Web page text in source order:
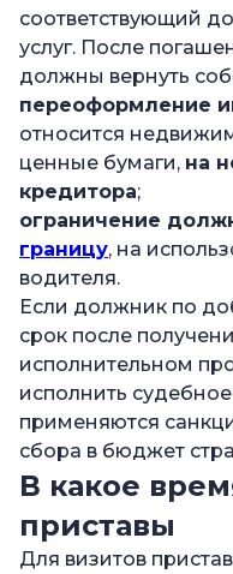
соответствующий
услуг. После
должны вернуть
переоформление
относится
ценные бумаги, на
кредитора;
ограничение
границу, на
водителя.
Если должник по
срок после
исполнительном
исполнить
применяются
сбора в бюджет
В какое
приставы
Для визитов